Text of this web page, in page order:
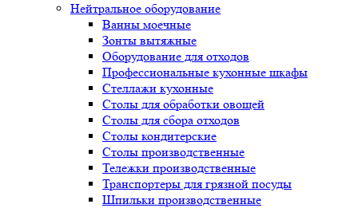
Нейтральное оборудование
Ванны моечные
Зонты вытяжные
Оборудование для отходов
Профессиональные кухонные шкафы
Стеллажи кухонные
Столы для обработки овощей
Столы для сбора отходов
Столы кондитерские
Столы производственные
Тележки производственные
Транспортеры для грязной посуды
Шпильки производственные